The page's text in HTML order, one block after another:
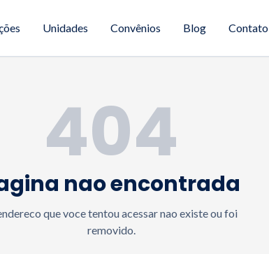
Unidades Convênios Blog Contato
404
nao encontrada
que voce tentou acessar nao existe ou foi
removido.